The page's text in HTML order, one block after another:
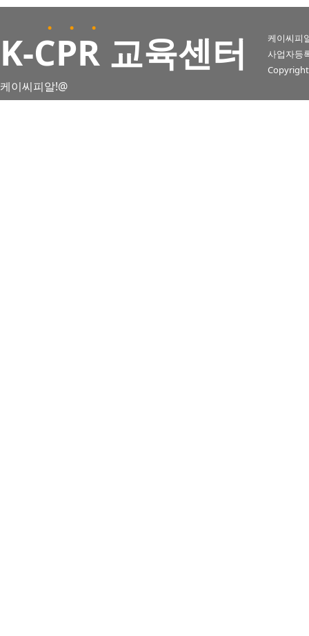
. . .
K-CPR 교육센터
케이씨피
사업자등
케이씨피알!@